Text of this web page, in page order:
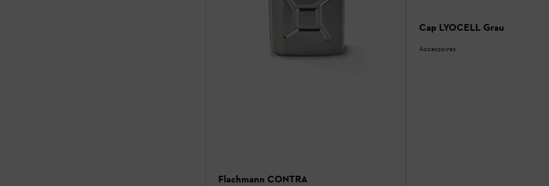
Flachmann CONTRA
Cap LYOCELL Grau
Accessoires